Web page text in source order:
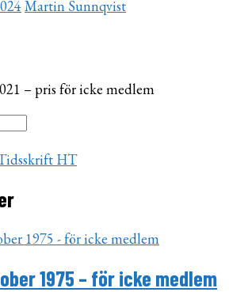
Martin Sunnqvist
– pris för icke medlem
HT
1975 – för icke medlem